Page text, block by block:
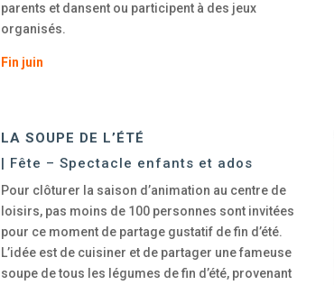
parents et dansent ou participent à des jeux
organisés.
Fin juin
LA SOUPE DE L’ÉTÉ
| Fête – Spectacle enfants et ados
Pour clôturer la saison d’animation au centre de
loisirs, pas moins de 100 personnes sont invitées
pour ce moment de partage gustatif de fin d’été.
L’idée est de cuisiner et de partager une fameuse
soupe de tous les légumes de fin d’été, provenant